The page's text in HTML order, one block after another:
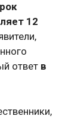
12
ответ в